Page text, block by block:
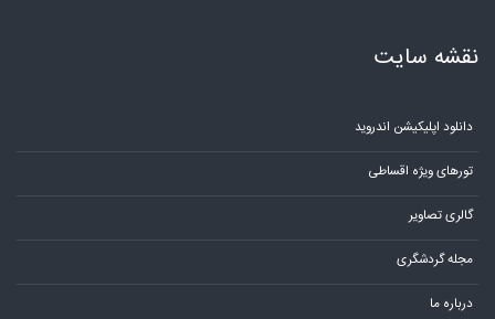
نقشه سایت
دانلود اپلیکیشن اندروید
تورهای ویژه اقساطی
گالری تصاویر
مجله گردشگری
درباره ما